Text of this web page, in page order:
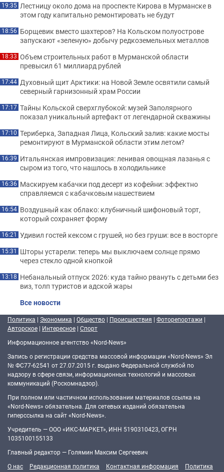
19:35 Лестницу около дома на проспекте Кирова в Мурманске в
этом году капитально ремонтировать не будут
18:56 Борщевик вместо шахтеров? На Кольском полуострове
запускают «зеленую» добычу редкоземельных металлов
18:33 Объем строительных работ в Мурманской области
превысил 61 миллиард рублей
17:44 Духовный щит Арктики: на Новой Земле освятили самый
северный гарнизонный храм России
17:17 Тайны Кольской сверхглубокой: музей Заполярного
показал уникальный артефакт от легендарной скважины
17:10 Териберка, Западная Лица, Кольский залив: какие мосты
ремонтируют в Мурманской области этим летом?
16:39 Итальянская импровизация: ленивая овощная лазанья с
сыром из того, что нашлось в холодильнике
16:36 Маскируем кабачки под десерт из кофейни: эффектно
справляемся с кабачковым нашествием
16:54 Воздушный как облако: клубничный шифоновый торт,
который сохраняет форму
16:21 Удивил гостей кексом с грушей, но без груши: все в восторге
15:31 Шторы устарели: теперь мы выключаем солнце прямо
через стекло одной кнопкой
13:18 Небанальный отпуск 2026: куда тайно рвануть с детьми без
виз, толп туристов и адской жары
Все новости
Политика | Экономика | Общество | Происшествия | Фоторепортажи |
Авторское | Интересное | Спорт
Информационное агентство «Nord-News»
Запись о регистрации средства массовой информации «Nord-News» Эл
№ ФС77-62541 от 27.07.2015 г. выдано Федеральной службой по
надзору в сфере связи, информационных технологий и массовых
коммуникаций (Роскомнадзор).
При полном или частичном использовании материалов ссылка на
«Nord-News» обязательна. Для сетевых изданий обязательна
гиперссылка на сайт «Nord-News».
Учредитель — ООО «ИКС-МАРКЕТ», ИНН 5190310423, ОГРН
1035100155133
Главный редактор — Голямин Максим Сергеевич
О нас
Редакционная политика Контактная информация
Политика